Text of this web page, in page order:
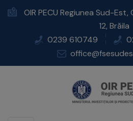
OIR PECU Regiunea Sud-Est,
12, Brăila
0239 610749